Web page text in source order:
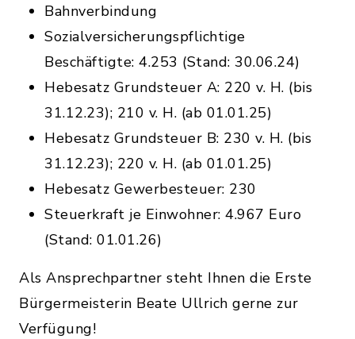
Bahnverbindung
Sozialversicherungspflichtige
Beschäftigte: 4.253 (Stand: 30.06.24)
Hebesatz Grundsteuer A: 220 v. H. (bis
31.12.23); 210 v. H. (ab 01.01.25)
Hebesatz Grundsteuer B: 230 v. H. (bis
31.12.23); 220 v. H. (ab 01.01.25)
Hebesatz Gewerbesteuer: 230
Steuerkraft je Einwohner: 4.967 Euro
(Stand: 01.01.26)
Als Ansprechpartner steht Ihnen die Erste
Bürgermeisterin Beate Ullrich gerne zur
Verfügung!